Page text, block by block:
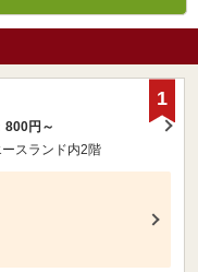
800円～
スランド内2階
1